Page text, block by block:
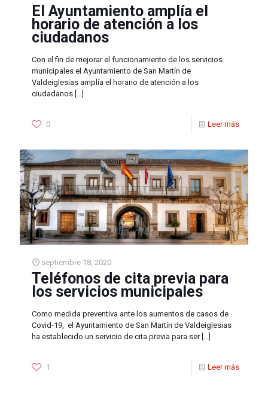
El Ayuntamiento amplía el
horario de atención a los
ciudadanos
Con el fin de mejorar el funcionamiento de los servicios
municipales el Ayuntamiento de San Martín de
Valdeiglesias amplía el horario de atención a los
ciudadanos […]
0 Leer más
septiembre 18, 2020
Teléfonos de cita previa para
los servicios municipales
Como medida preventiva ante los aumentos de casos de
Covid-19, el Ayuntamiento de San Martín de Valdeiglesias
ha establecido un servicio de cita previa para ser[…]
1 Leer más